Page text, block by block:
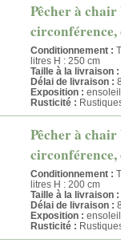
Pêcher à
circonférence,
Conditionnement :
litres H : 250 cm
Taille à la livraison :
Délai de livraison :
Exposition :
Rusticité :
Pêcher à
circonférence,
Conditionnement :
litres H : 200 cm
Taille à la livraison :
Délai de livraison :
Exposition :
Rusticité :